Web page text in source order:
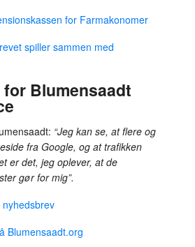
for Farmakonomer
spiller sammen med
Blumensaadt
“Jeg kan se, at flere og
fra Google, og at trafikken
er det, jeg oplever, at de
gør for mig”.
Blumensaadt.org